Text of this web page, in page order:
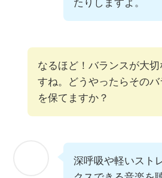
たりしますよ。
なるほど！バランスが大
すね。どうやったらそのバ
を保てますか？
深呼吸や軽いスト